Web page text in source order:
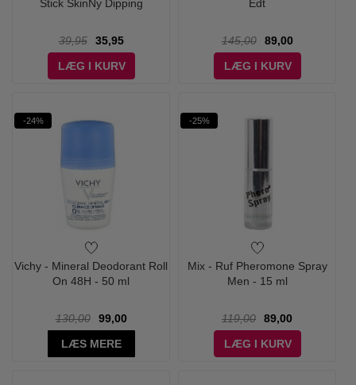
Stick SkinNy Dipping
39,95
35,95
LÆG I KURV
Edt
145,00
89,00
LÆG I KURV
-24%
Vichy - Mineral Deodorant Roll
On 48H - 50 ml
130,00
99,00
LÆS MERE
-25%
Mix - Ruf Pheromone Spray
Men - 15 ml
119,00
89,00
LÆG I KURV